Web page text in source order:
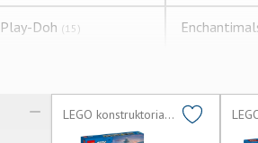
Play-Doh (15)
Mozaikos Quercetti(31) Roblox
(2)
LEGO konstruktoriai lego